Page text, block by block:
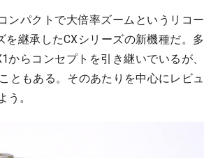
ンパクトで大倍率ズームというリコー
を継承したCXシリーズの新機種だ。多
からコンセプトを引き継いでいるが、
ともある。そのあたりを中心にレビュ
う。